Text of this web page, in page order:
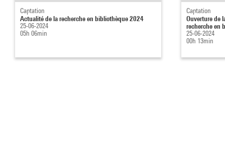
Captation
Actualité de la recherche en bibliothèque 2024
25-06-2024
05h 06min
Captation
Ouverture de
recherche en
25-06-2024
00h 13min